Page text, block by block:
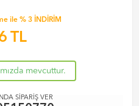
ile % 3 İNDİRİM
TL
mevcuttur.
SİPARİŞ VER